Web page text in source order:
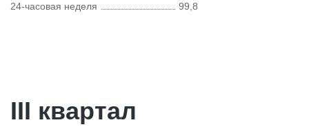
24-часовая неделя
99,8
III квартал